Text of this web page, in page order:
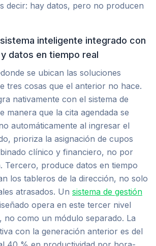
decir: hay datos, pero no producen
inteligente integrado con
datos en tiempo real
se ubican las soluciones
tres cosas que el anterior no hace.
nativamente con el sistema de
manera que la cita agendada se
automáticamente al ingresar el
prioriza la asignación de cupos
clínico y financiero, no por
Tercero, produce datos en tiempo
los tableros de la dirección, no solo
atrasados. Un sistema de gestión
opera en este tercer nivel
no como un módulo separado. La
con la generación anterior es del